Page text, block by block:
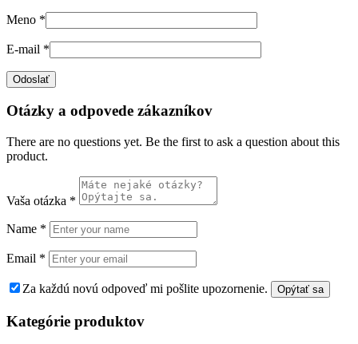
Meno *
E-mail *
Otázky a odpovede zákazníkov
There are no questions yet. Be the first to ask a question about this
product.
Vaša otázka *
Name *
Email *
Za každú novú odpoveď mi pošlite upozornenie.
Kategórie produktov